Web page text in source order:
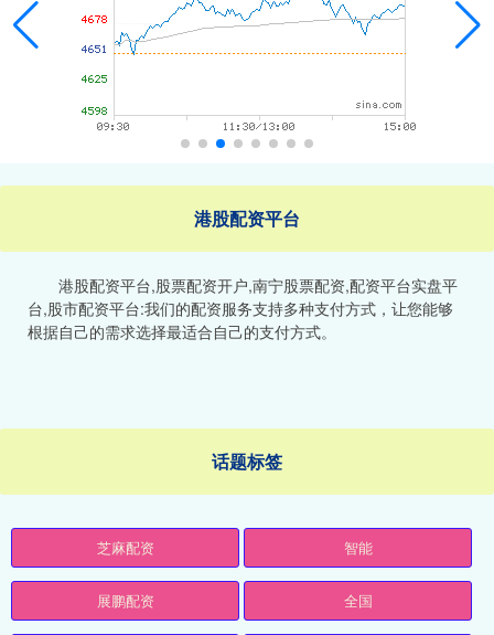
港股配资平台
港股配资平台,股票配资开户,南宁股票配资,配资平台实盘平
台,股市配资平台:我们的配资服务支持多种支付方式，让您能够
根据自己的需求选择最适合自己的支付方式。
话题标签
芝麻配资 智能
展鹏配资 全国